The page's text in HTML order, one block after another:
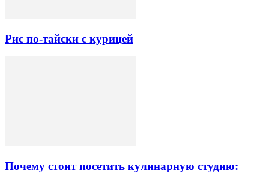
Рис по-тайски с курицей
Почему стоит посетить кулинарную студию: